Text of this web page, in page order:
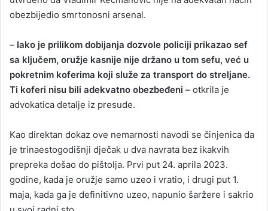
obezbijedio smrtonosni arsenal.
– Iako je prilikom dobijanja dozvole policiji prikazao sef
sa ključem, oružje kasnije nije držano u tom sefu, već u
pokretnim koferima koji služe za transport do streljane.
Ti koferi nisu bili adekvatno obezbeđeni – otkrila je
advokatica detalje iz presude.
Kao direktan dokaz ove nemarnosti navodi se činjenica da
je trinaestogodišnji dječak u dva navrata bez ikakvih
prepreka došao do pištolja. Prvi put 24. aprila 2023.
godine, kada je oružje samo uzeo i vratio, i drugi put 1.
maja, kada ga je definitivno uzeo, napunio šaržere i sakrio